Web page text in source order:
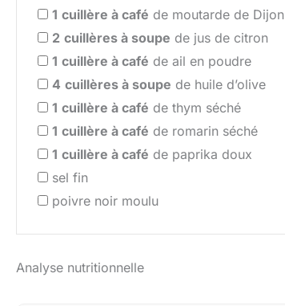
1 cuillère à café de moutarde de Dijon
2 cuillères à soupe de jus de citron
1 cuillère à café de ail en poudre
4 cuillères à soupe de huile d’olive
1 cuillère à café de thym séché
1 cuillère à café de romarin séché
1 cuillère à café de paprika doux
sel fin
poivre noir moulu
Analyse nutritionnelle